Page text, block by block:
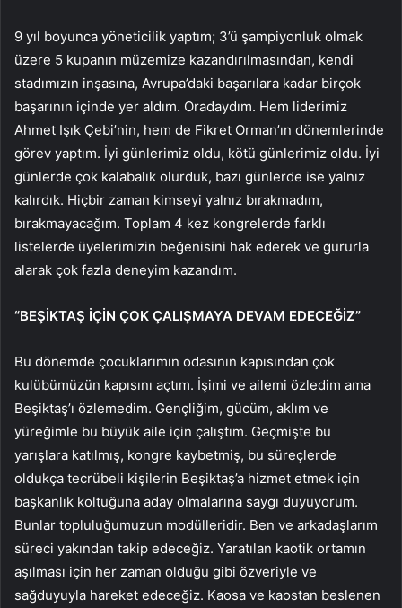
9 yıl boyunca yöneticilik yaptım; 3’ü şampiyonluk olmak
üzere 5 kupanın müzemize kazandırılmasından, kendi
stadımızın inşasına, Avrupa’daki başarılara kadar birçok
başarının içinde yer aldım. Oradaydım. Hem liderimiz
Ahmet Işık Çebi’nin, hem de Fikret Orman’ın dönemlerinde
görev yaptım. İyi günlerimiz oldu, kötü günlerimiz oldu. İyi
günlerde çok kalabalık olurduk, bazı günlerde ise yalnız
kalırdık. Hiçbir zaman kimseyi yalnız bırakmadım,
bırakmayacağım. Toplam 4 kez kongrelerde farklı
listelerde üyelerimizin beğenisini hak ederek ve gururla
alarak çok fazla deneyim kazandım.
“BEŞİKTAŞ İÇİN ÇOK ÇALIŞMAYA DEVAM EDECEĞİZ”
Bu dönemde çocuklarımın odasının kapısından çok
kulübümüzün kapısını açtım. İşimi ve ailemi özledim ama
Beşiktaş’ı özlemedim. Gençliğim, gücüm, aklım ve
yüreğimle bu büyük aile için çalıştım. Geçmişte bu
yarışlara katılmış, kongre kaybetmiş, bu süreçlerde
oldukça tecrübeli kişilerin Beşiktaş’a hizmet etmek için
başkanlık koltuğuna aday olmalarına saygı duyuyorum.
Bunlar topluluğumuzun modülleridir. Ben ve arkadaşlarım
süreci yakından takip edeceğiz. Yaratılan kaotik ortamın
aşılması için her zaman olduğu gibi özveriyle ve
sağduyuyla hareket edeceğiz. Kaosa ve kaostan beslenen